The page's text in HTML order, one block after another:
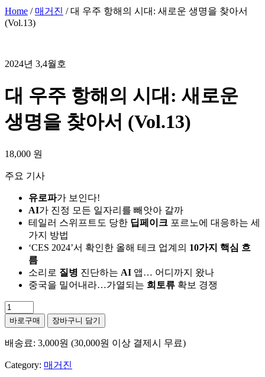
Home / 매거진 / 대 우주 항해의 시대: 새로운 생명을 찾아서
(Vol.13)
2024년 3,4월호
대 우주 항해의 시대: 새로운
생명을 찾아서 (Vol.13)
18,000 원
주요 기사
유로파가 보인다!
AI가 진정 모든 일자리를 빼앗아 갈까
테일러 스위프트도 당한 딥페이크 포르노에 대응하는 세
가지 방법
‘CES 2024’서 확인한 올해 테크 업계의 10가지 핵심 흐
름
소리로 질병 진단하는 AI 앱… 어디까지 왔나
중국을 밀어내라…가열되는 희토류 확보 경쟁
대
우
주
항
의
바로구매 장바구니 담기
배송료: 3,000원 (30,000원 이상 결제시 무료)
Category: 매거진